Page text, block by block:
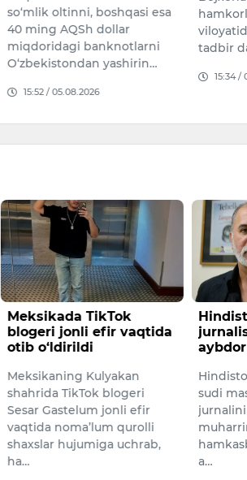
so‘mlik oltinni, boshqasi esa
40 ming AQSh dollar
miqdoridagi banknotlarni
O‘zbekistondan yashirin…
15:52 / 05.08.2026
tadbir
15:34 /
Meksikada TikTok
blogeri jonli efir vaqtida
otib o‘ldirildi
Meksikaning Kulyakan
shahrida TikTok blogeri
Sesar Gastelum jonli efir
vaqtida noma’lum qurolli
shaxslar hujumiga uchrab,
ha…
sudi
a…